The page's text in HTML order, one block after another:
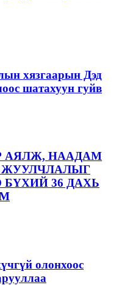
хязгаарын Дэд
шатахуун гуйв
АЯЛЖ, НААДАМ
ЖУУЛЧЛАЛЫГ
36 ДАХЬ
олонхоос